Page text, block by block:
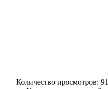
Количество просмотров: